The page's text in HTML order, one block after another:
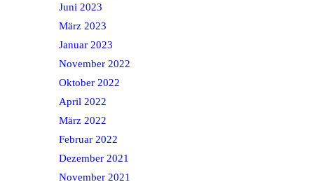
Juni 2023
März 2023
Januar 2023
November 2022
Oktober 2022
April 2022
März 2022
Februar 2022
Dezember 2021
November 2021